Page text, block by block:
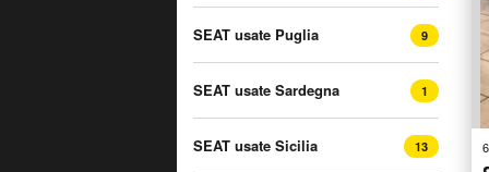
SEAT usate Puglia 9
SEAT usate Sardegna 1
SEAT usate Sicilia 13